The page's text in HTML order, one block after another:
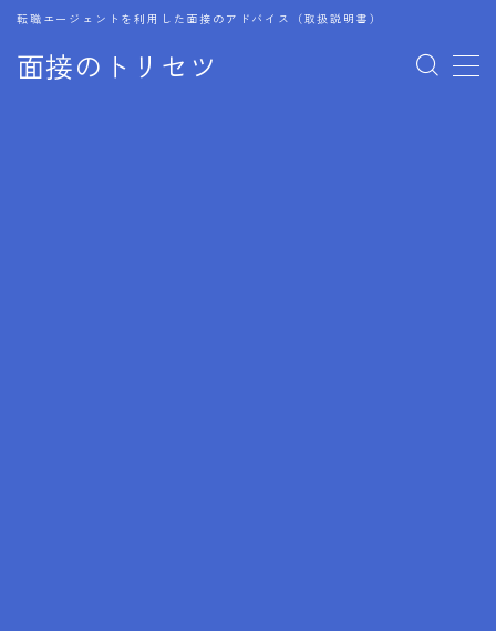
面接のトリセツ
転職エージェントを利用した面接のアドバイス（取扱説明書）
MENU